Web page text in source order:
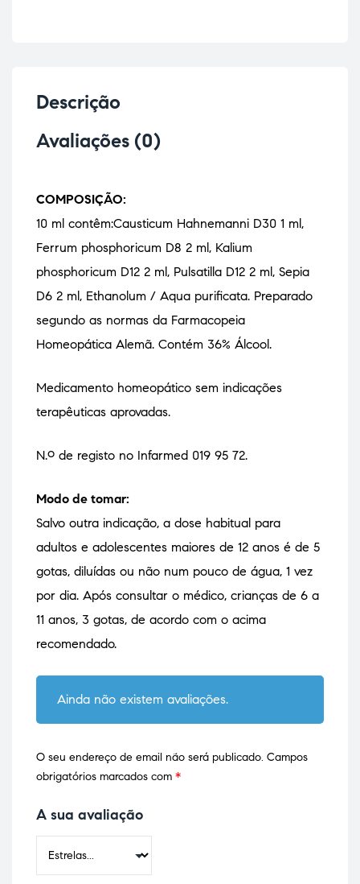
Descrição
Avaliações (0)
COMPOSIÇÃO:
10 ml contêm:Causticum Hahnemanni D30 1 ml,
Ferrum phosphoricum D8 2 ml, Kalium
phosphoricum D12 2 ml, Pulsatilla D12 2 ml, Sepia
D6 2 ml, Ethanolum / Aqua purificata. Preparado
segundo as normas da Farmacopeia
Homeopática Alemã. Contém 36% Álcool.
Medicamento homeopático sem indicações
terapêuticas aprovadas.
N.º de registo no Infarmed 019 95 72.
Modo de tomar:
Salvo outra indicação, a dose habitual para
adultos e adolescentes maiores de 12 anos é de 5
gotas, diluídas ou não num pouco de água, 1 vez
por dia. Após consultar o médico, crianças de 6 a
11 anos, 3 gotas, de acordo com o acima
recomendado.
Ainda não existem avaliações.
O seu endereço de email não será publicado. Campos
obrigatórios marcados com *
A sua avaliação